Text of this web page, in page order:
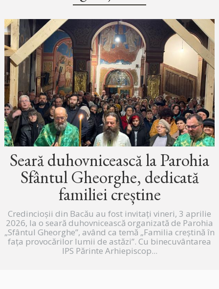
Seară duhovnicească la Parohia
Sfântul Gheorghe, dedicată
familiei creștine
Credincioșii din Bacău au fost invitați vineri, 3 aprilie
2026, la o seară duhovnicească organizată de Parohia
„Sfântul Gheorghe”, având ca temă „Familia creștină în
fața provocărilor lumii de astăzi”. Cu binecuvântarea
IPS Părinte Arhiepiscop...